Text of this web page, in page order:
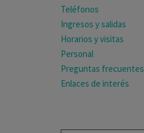
Teléfonos
Ingresos y salidas
Horarios y visitas
Personal
Preguntas frecuentes
Enlaces de interés